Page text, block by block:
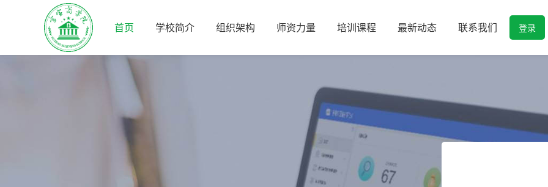
首页 学校简介 组织架构 师资力量 培训课程 最新动态 联系我们 登录